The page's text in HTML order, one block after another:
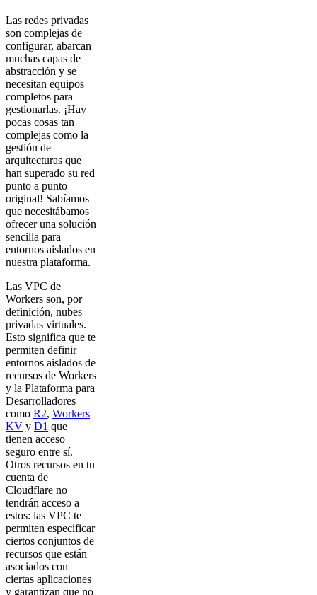
Las redes privadas
son complejas de
configurar, abarcan
muchas capas de
abstracción y se
necesitan equipos
completos para
gestionarlas. ¡Hay
pocas cosas tan
complejas como la
gestión de
arquitecturas que
han superado su red
punto a punto
original! Sabíamos
que necesitábamos
ofrecer una solución
sencilla para
entornos aislados en
nuestra plataforma.
Las VPC de
Workers son, por
definición, nubes
privadas virtuales.
Esto significa que te
permiten definir
entornos aislados de
recursos de Workers
y la Plataforma para
Desarrolladores
como R2, Workers
KV y D1 que
tienen acceso
seguro entre sí.
Otros recursos en tu
cuenta de
Cloudflare no
tendrán acceso a
estos: las VPC te
permiten especificar
ciertos conjuntos de
recursos que están
asociados con
ciertas aplicaciones
y garantizan que no